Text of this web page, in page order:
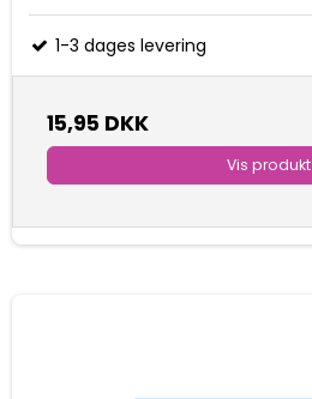
1-3 dages levering
15,95 DKK
Vis produkt